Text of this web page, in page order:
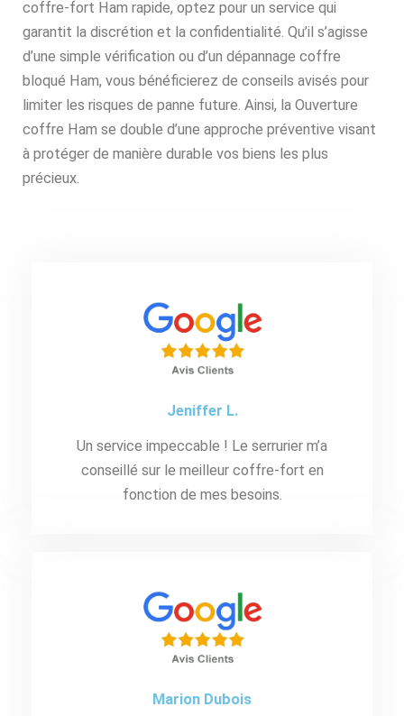
coffre-fort Ham rapide, optez pour un service qui
garantit la discrétion et la confidentialité. Qu’il s’agisse
d’une simple vérification ou d’un dépannage coffre
bloqué Ham, vous bénéficierez de conseils avisés pour
limiter les risques de panne future. Ainsi, la Ouverture
coffre Ham se double d’une approche préventive visant
à protéger de manière durable vos biens les plus
précieux.
Jeniffer L.
Un service impeccable ! Le serrurier m’a
conseillé sur le meilleur coffre-fort en
fonction de mes besoins.
Marion Dubois